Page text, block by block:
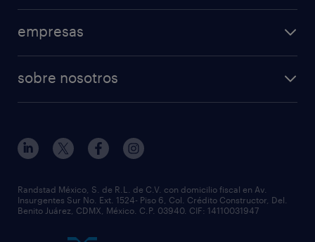
empresas
sobre nosotros
Randstad México, S. de R.L. de C.V. con domicilio fiscal en Av.
Insurgentes Sur No. Ext. 1524- Piso 6, Col. Crédito Constructor, Del.
Benito Juárez, CDMX, México. C.P. 03940. CIF: 14110031947